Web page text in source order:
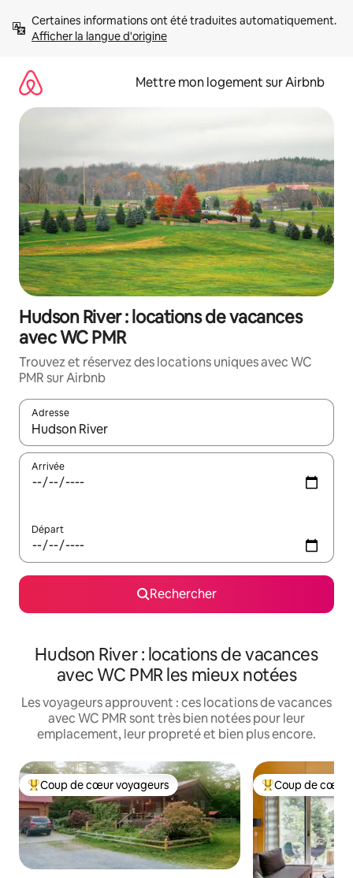
directement
Afficher la langue d'origine
Mettre mon logement sur Airbnb
Hudson River : locations de vacances
avec WC PMR
Trouvez et réservez des locations uniques avec WC
PMR sur Airbnb
Adresse
Lorsque les résultats s'affichent, utilisez les flèches vers le
Arrivée
Départ
Rechercher
Hudson River : locations de vacances
avec WC PMR les mieux notées
Les voyageurs approuvent : ces locations de vacances
avec WC PMR sont très bien notées pour leur
emplacement, leur propreté et bien plus encore.
Coups de cœur voyageurs les plus appréciés
Coup de cœur voyageurs Coups de cœur
Coup de cœur